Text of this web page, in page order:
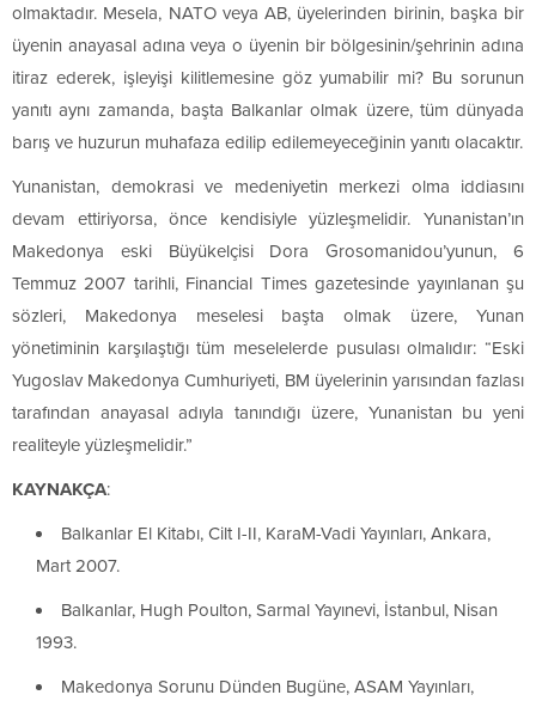
olmaktadır. Mesela, NATO veya AB, üyelerinden birinin, başka bir
üyenin anayasal adına veya o üyenin bir bölgesinin/şehrinin adına
itiraz ederek, işleyişi kilitlemesine göz yumabilir mi? Bu sorunun
yanıtı aynı zamanda, başta Balkanlar olmak üzere, tüm dünyada
barış ve huzurun muhafaza edilip edilemeyeceğinin yanıtı olacaktır.
Yunanistan, demokrasi ve medeniyetin merkezi olma iddiasını
devam ettiriyorsa, önce kendisiyle yüzleşmelidir. Yunanistan’ın
Makedonya eski Büyükelçisi Dora Grosomanidou’yunun, 6
Temmuz 2007 tarihli, Financial Times gazetesinde yayınlanan şu
sözleri, Makedonya meselesi başta olmak üzere, Yunan
yönetiminin karşılaştığı tüm meselelerde pusulası olmalıdır: “Eski
Yugoslav Makedonya Cumhuriyeti, BM üyelerinin yarısından fazlası
tarafından anayasal adıyla tanındığı üzere, Yunanistan bu yeni
realiteyle yüzleşmelidir.”
KAYNAKÇA:
Balkanlar El Kitabı, Cilt I-II, KaraM-Vadi Yayınları, Ankara,
Mart 2007.
Balkanlar, Hugh Poulton, Sarmal Yayınevi, İstanbul, Nisan
1993.
Makedonya Sorunu Dünden Bugüne, ASAM Yayınları,